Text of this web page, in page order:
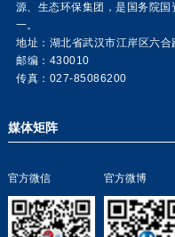
源、生态环保集团，是国务院
一。
地址：湖北省武汉市江岸区六合
邮编：430010
传真：027-85086200
媒体矩阵
官方微信 官方微博